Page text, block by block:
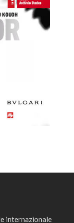
internazionale